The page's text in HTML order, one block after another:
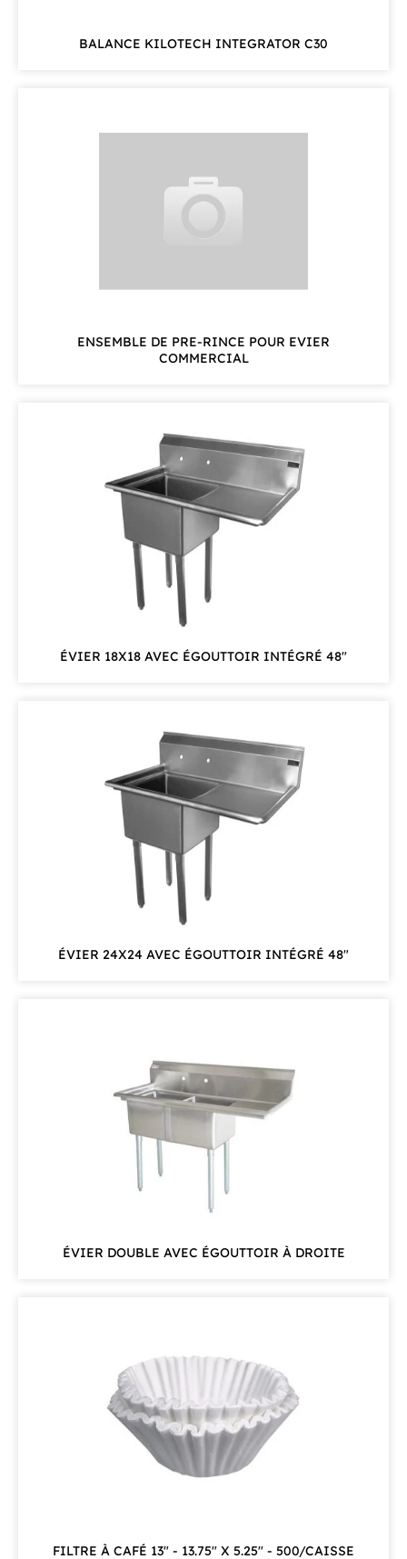
BALANCE KILOTECH INTEGRATOR C30
ENSEMBLE DE PRE-RINCE POUR EVIER
COMMERCIAL
ÉVIER 18X18 AVEC ÉGOUTTOIR INTÉGRÉ 48"
ÉVIER 24X24 AVEC ÉGOUTTOIR INTÉGRÉ 48"
ÉVIER DOUBLE AVEC ÉGOUTTOIR À DROITE
FILTRE À CAFÉ 13" - 13.75" X 5.25" - 500/CAISSE